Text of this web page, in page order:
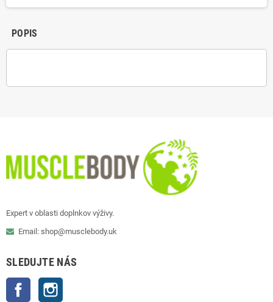
POPIS
Expert v oblasti doplnkov výživy.
Email: shop@musclebody.uk
SLEDUJTE NÁS
Facebook